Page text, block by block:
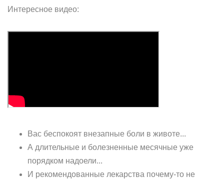
Интересное видео:
Вас беспокоят внезапные боли в животе...
А длительные и болезненные месячные уже
порядком надоели...
И рекомендованные лекарства почему-то не